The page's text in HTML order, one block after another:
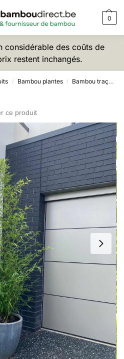
0
considérable des coûts de
restent inchangés.
/ Bambou plantes / Bambou traçant
ce produit